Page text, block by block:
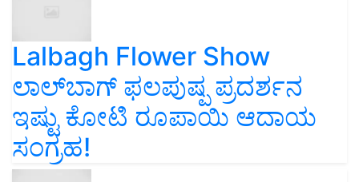
Lalbagh Flower Show
ಲಾಲ್‌ಬಾಗ್ ಫಲಪುಷ್ಪ ಪ್ರದರ್ಶನ
ಇಷ್ಟು ಕೋಟಿ ರೂಪಾಯಿ ಆದಾಯ
ಸಂಗ್ರಹ!